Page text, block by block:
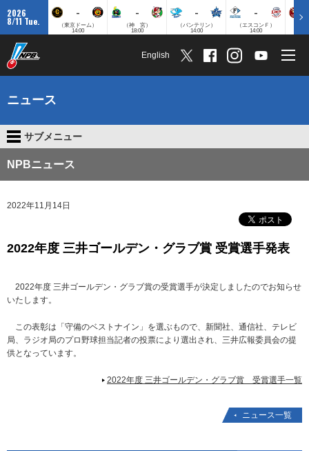
2026
8/11 Tue.
-
（東京ドーム）
14:00
-
（神 宮）
18:00
-
（バンテリン）
14:00
-
（エスコンＦ）
14:00
English
ニュース
サブメニュー
NPBニュース
2022年11月14日
2022年度 三井ゴールデン・グラブ賞 受賞選手発表
2022年度 三井ゴールデン・グラブ賞の受賞選手が決定しましたのでお知らせ
いたします。
この表彰は「守備のベストナイン」を選ぶもので、新聞社、通信社、テレビ
局、ラジオ局のプロ野球担当記者の投票により選出され、三井広報委員会の提
供となっています。
2022年度 三井ゴールデン・グラブ賞 受賞選手一覧
ニュース一覧